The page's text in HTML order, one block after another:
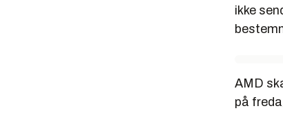
ikke
AMD
på